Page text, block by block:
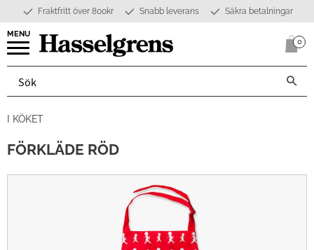
Meny
Fraktfritt över 800kr Snabb leverans Säkra betalningar
0
I KÖKET
FÖRKLÄDE RÖD